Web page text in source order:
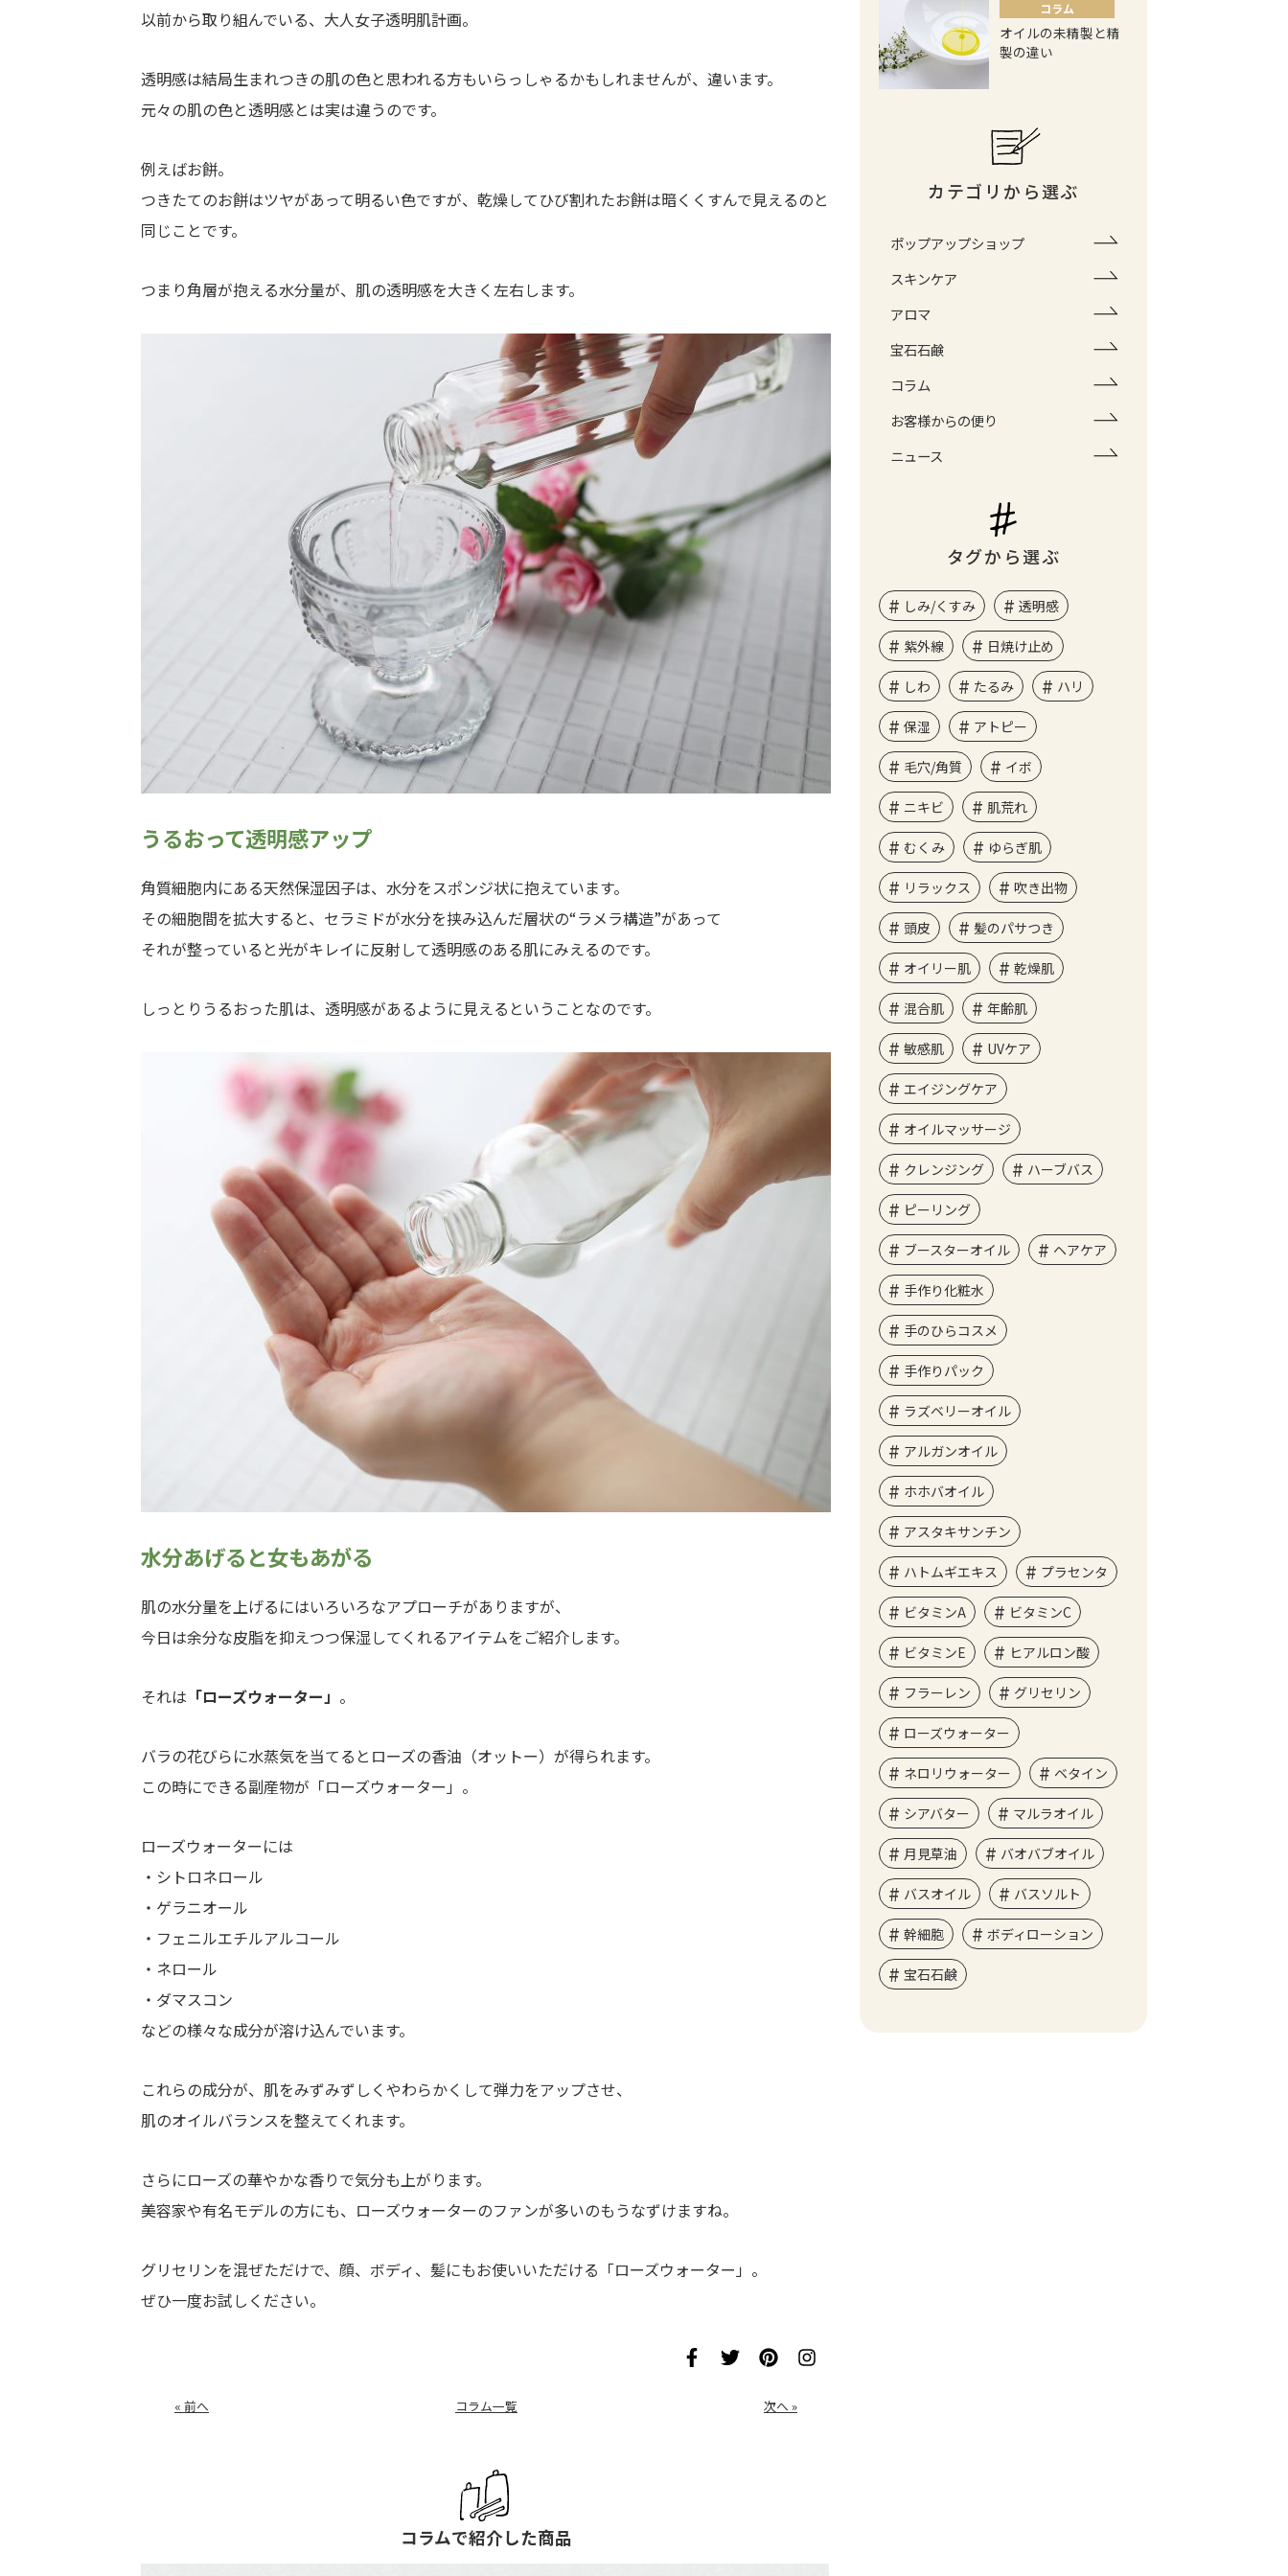
以前から取り組んでいる、大人女子透明肌計画。
透明感は結局生まれつきの肌の色と思われる方もいらっしゃるかもしれませんが、違います。
元々の肌の色と透明感とは実は違うのです。
例えばお餅。
つきたてのお餅はツヤがあって明るい色ですが、乾燥してひび割れたお餅は暗くくすんで見えるのと
同じことです。
つまり角層が抱える水分量が、肌の透明感を大きく左右します。
うるおって透明感アップ
角質細胞内にある天然保湿因子は、水分をスポンジ状に抱えています。
その細胞間を拡大すると、セラミドが水分を挟み込んだ層状の“ラメラ構造”があって
それが整っていると光がキレイに反射して透明感のある肌にみえるのです。
しっとりうるおった肌は、透明感があるように見えるということなのです。
水分あげると女もあがる
肌の水分量を上げるにはいろいろなアプローチがありますが、
今日は余分な皮脂を抑えつつ保湿してくれるアイテムをご紹介します。
それは 「ローズウォーター」 。
バラの花びらに水蒸気を当てるとローズの香油（オットー）が得られます。
この時にできる副産物が「ローズウォーター」。
ローズウォーターには
・シトロネロール
・ゲラニオール
・フェニルエチルアルコール
・ネロール
・ダマスコン
などの様々な成分が溶け込んでいます。
これらの成分が、肌をみずみずしくやわらかくして弾力をアップさせ、
肌のオイルバランスを整えてくれます。
さらにローズの華やかな香りで気分も上がります。
美容家や有名モデルの方にも、ローズウォーターのファンが多いのもうなずけますね。
グリセリンを混ぜただけで、顔、ボディ、髪にもお使いいただける「ローズウォーター」。
ぜひ一度お試しください。
« 前へ コラム一覧 次へ »
コラムで紹介した商品
コラム
オイルの未精製と精
製の違い
カテゴリから選ぶ
ポップアップショップ
スキンケア
アロマ
宝石石鹸
コラム
お客様からの便り
ニュース
タグから選ぶ
しみ/くすみ 透明感
紫外線 日焼け止め
しわ たるみ ハリ
保湿 アトピー
毛穴/角質 イボ
ニキビ 肌荒れ
むくみ ゆらぎ肌
リラックス 吹き出物
頭皮 髪のパサつき
オイリー肌 乾燥肌
混合肌 年齢肌
敏感肌 UVケア
エイジングケア
オイルマッサージ
クレンジング ハーブバス
ピーリング
ブースターオイル ヘアケア
手作り化粧水
手のひらコスメ
手作りパック
ラズベリーオイル
アルガンオイル
ホホバオイル
アスタキサンチン
ハトムギエキス プラセンタ
ビタミンA ビタミンC
ビタミンE ヒアルロン酸
フラーレン グリセリン
ローズウォーター
ネロリウォーター ベタイン
シアバター マルラオイル
月見草油 バオバブオイル
バスオイル バスソルト
幹細胞 ボディローション
宝石石鹸